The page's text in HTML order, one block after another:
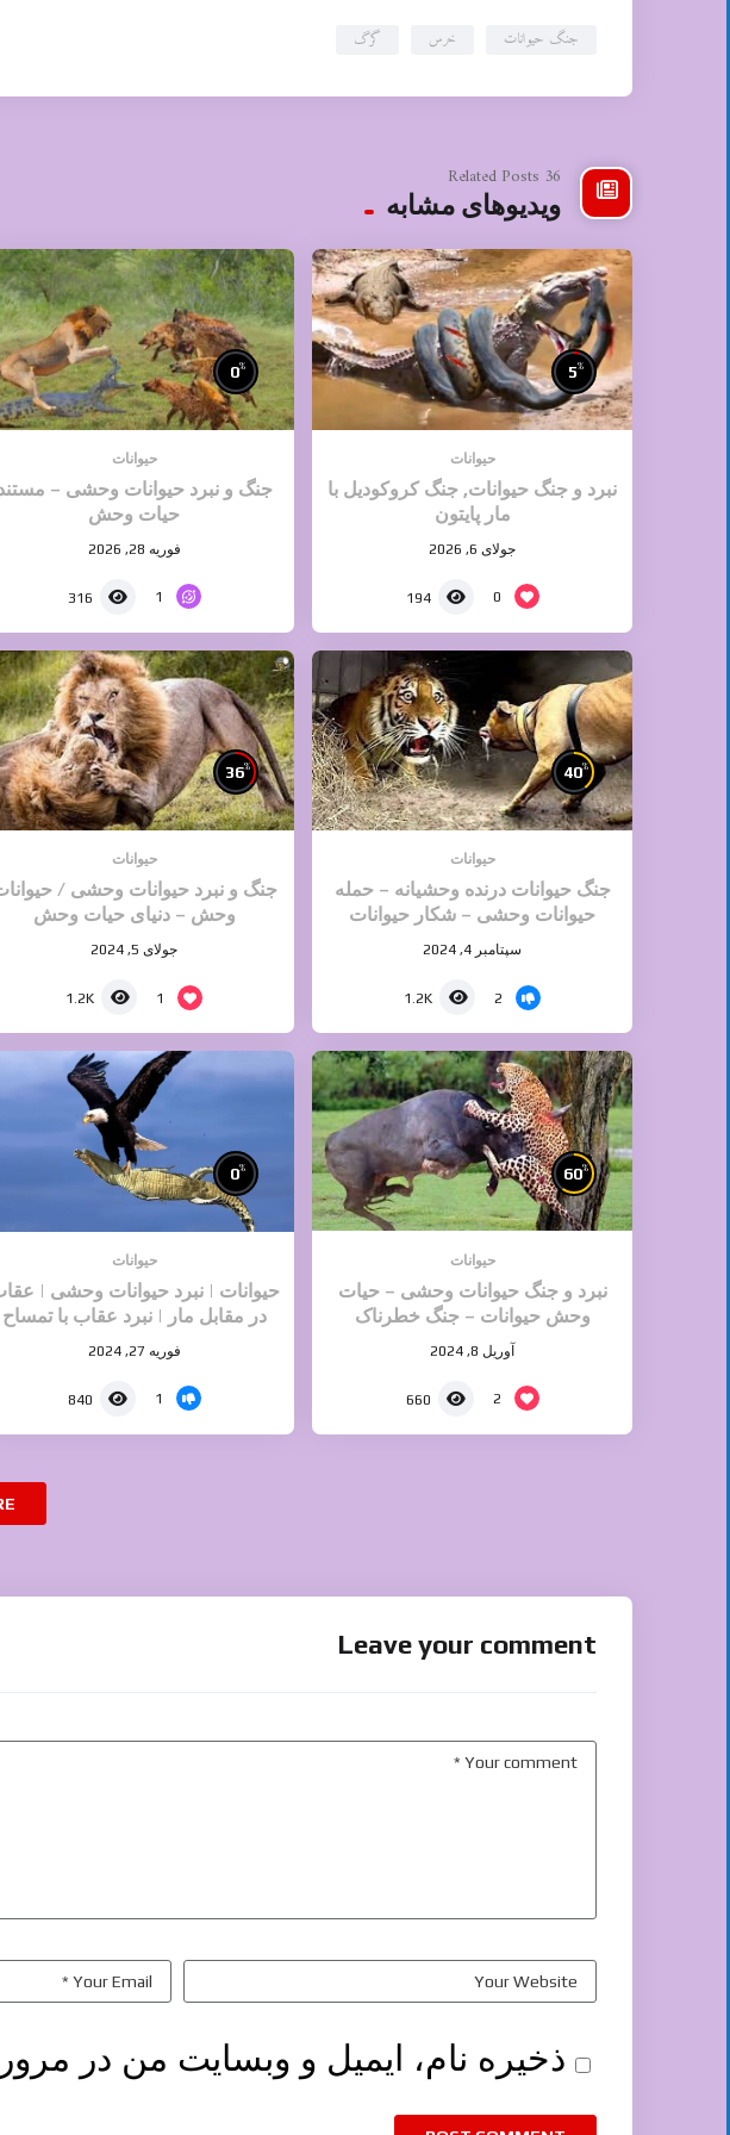
جنگ حیوانات خرس گرگ
36 Related Posts
ویدیوهای مشابه
5%
حیوانات
نبرد و جنگ حیوانات, جنگ کروکودیل با
مار پایتون
جولای 6, 2026
0
194
0%
حیوانات
جنگ و نبرد حیوانات وحشی –
حیات وحش
فوریه 28, 2026
1
316
40%
حیوانات
جنگ حیوانات درنده وحشیانه – حمله
حیوانات وحشی – شکار حیوانات
سپتامبر 4, 2024
2
1.2K
36%
حیوانات
جنگ و نبرد حیوانات وحشی /
وحش – دنیای حیات وحش
جولای 5, 2024
1
1.2K
60%
حیوانات
نبرد و جنگ حیوانات وحشی – حیات
وحش حیوانات – جنگ خطرناک
حیواناتآوریل 8, 2024
2
660
0%
حیوانات
حیوانات | نبرد حیوانات وحشی |
در مقابل مار | نبرد عقاب با تمساح
فوریه 27, 2024
1
840
Leave your comment
ذخیره نام، ایمیل و وبسایت من در